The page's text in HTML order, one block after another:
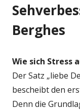
Berghes
Wie sich Stress
Der Satz „liebe
bescheibt den
Denn die